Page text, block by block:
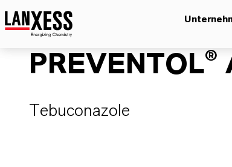
PREVENTOL®
Tebuconazole